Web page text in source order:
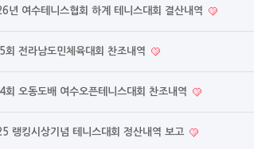
년 여수테니스협회 하계 테니스대회 결산내역
회 전라남도민체육대회 찬조내역
회 오동도배 여수오픈테니스대회 찬조내역
랭킹시상기념 테니스대회 정산내역 보고